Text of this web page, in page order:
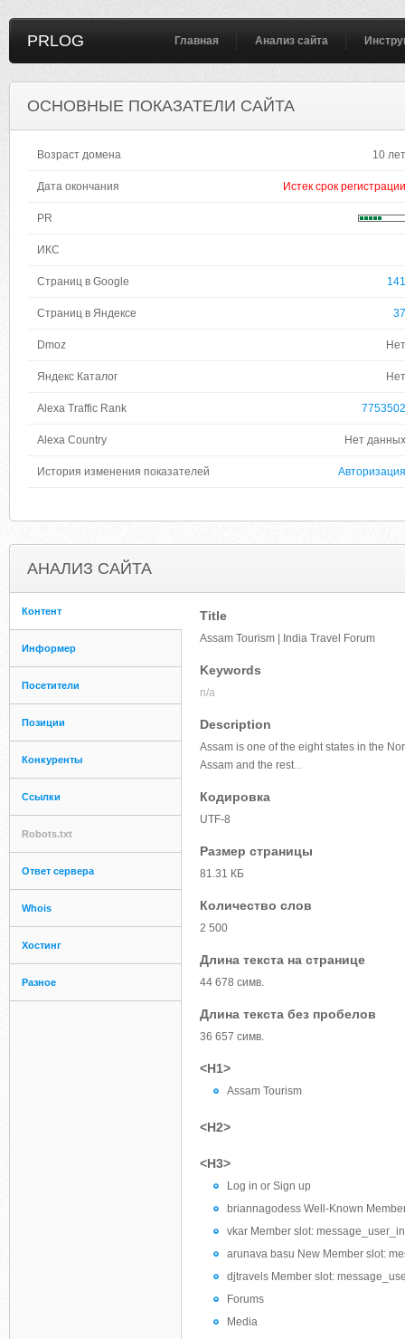
PRLOG Главная Анализ сайта
ОСНОВНЫЕ ПОКАЗАТЕЛИ САЙТА
Возраст домена 10 лет
Дата окончания Истек срок регистрации
PR
ИКС
Страниц в Google 141
Страниц в Яндексе 37
Dmoz Нет
Яндекс Каталог Нет
Alexa Traffic Rank 7753502
Alexa Country Нет данных
История изменения показателей Авторизация
АНАЛИЗ САЙТА
Контент
Информер
Посетители
Позиции
Конкуренты
Ссылки
Robots.txt
Ответ сервера
Whois
Хостинг
Разное
Title
Assam Tourism | India Travel Forum
Keywords
n/a
Description
Assam is one of the eight states in the
Assam and the rest...
Кодировка
UTF-8
Размер страницы
81.31 КБ
Количество слов
2 500
Длина текста на странице
44 678 симв.
Длина текста без пробелов
36 657 симв.
<H1>
Assam Tourism
<H2>
<H3>
Log in or Sign up
briannagodess Well-Known
vkar Member slot:
arunava basu New Member slot:
djtravels Member slot:
Forums
Media